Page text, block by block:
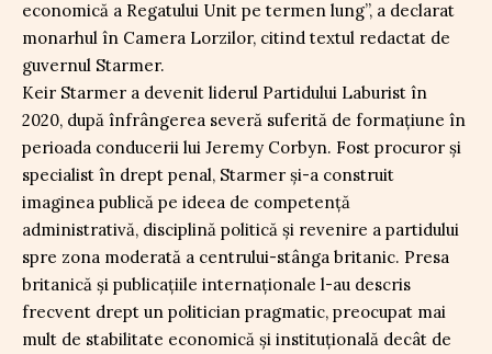
economică a Regatului Unit pe termen lung”, a declarat
monarhul în Camera Lorzilor, citind textul redactat de
guvernul Starmer.
Keir Starmer a devenit liderul Partidului Laburist în
2020, după înfrângerea severă suferită de formațiune în
perioada conducerii lui Jeremy Corbyn. Fost procuror și
specialist în drept penal, Starmer și-a construit
imaginea publică pe ideea de competență
administrativă, disciplină politică și revenire a partidului
spre zona moderată a centrului-stânga britanic. Presa
britanică și publicațiile internaționale l-au descris
frecvent drept un politician pragmatic, preocupat mai
mult de stabilitate economică și instituțională decât de